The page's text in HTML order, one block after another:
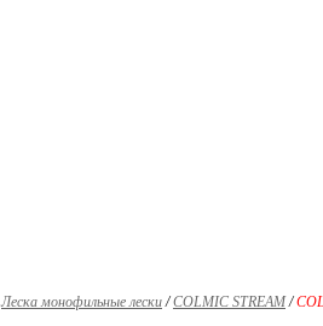
Леска монофильные лески/COLMIC STREAM/